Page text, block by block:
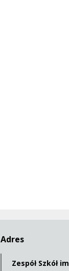
Adres
Zespół Szkół